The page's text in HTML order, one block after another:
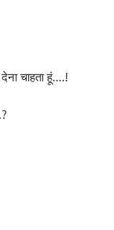
चाहता हूं….!